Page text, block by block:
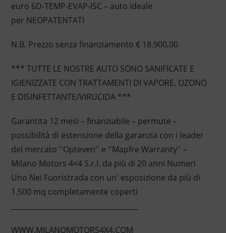
euro 6D-TEMP-EVAP-ISC – auto ideale
per NEOPATENTATI
N.B. Prezzo senza finanziamento € 18.900,00
*** TUTTE LE NOSTRE AUTO SONO SANIFICATE E
IGIENIZZATE CON TRATTAMENTI DI VAPORE, OZONO
E DISINFETTANTE/VIRUCIDA ***
Garantita 12 mesi – finanziabile – permute –
possibilità di estensione della garanzia con i leader
del mercato ''Opteven'' e ''Mapfre Warranty'' –
Milano Motors 4×4 S.r.l. da più di 20 anni Numeri
Uno Nei Fuoristrada con un' esposizione da più di
1.500 mq completamente coperti
WWW.MILANOMOTORS4X4.COM